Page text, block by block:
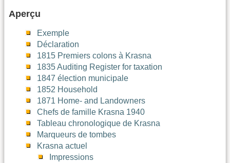
Aperçu
Exemple
Déclaration
1815 Premiers colons à Krasna
1835 Auditing Register for taxation
1847 élection municipale
1852 Household
1871 Home- and Landowners
Chefs de famille Krasna 1940
Tableau chronologique de Krasna
Marqueurs de tombes
Krasna actuel
Impressions